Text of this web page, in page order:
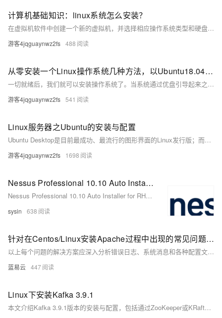
计算机基础知识：linux系统怎么安装？
在虚拟机软件中创建一个新的虚拟机，并选择相应操作系统类型和硬盘空间大小等参数。将下载的 ISO 镜像文件加载到虚拟机中。启动虚拟机，进入安装界面，并按照步骤进行安装。安装完成后，可以在虚拟机中使用 Linux 系统。
游客4jqguaynwz2fs 488
从零安装一个Linux操作系统几种方法，以Ubuntu18.04为例
一切就绪后，我们就可以安装操作系统了。当系统通过优盘引导起来之后，我们就可以看到跟虚拟机中一样的安装向导了。之后，大家按照虚拟机中的顺序安装即可。 好了，今天主要介绍了Ubuntu Server版操作系统的安装过程，关于如何使用该操作系统，及操作系统更深层的原理，还请关注本号及相关圈子。
游客4jqguaynwz2fs 541
Linux服务器之Ubuntu的安装与配置
Ubuntu Desktop是目前最成功、最流行的图形界面的Linux发行版；而Ubuntu Server也在服务器端市场占据了较大的份额。今天为大家详细介绍了Ubuntu Server的安装与配置，希望对你能有所帮助。关于VMware、VirtualBox等虚拟化软件的使用，朱哥还会在后续的文章中为大家详细介绍，敬请关注！
游客4jqguaynwz2fs 1698
Nessus Professional 10.10 Auto Installer for RHEL 10, AlmaLinux 10, Rocky Linux 10 - Nessus 自动化安装程序
Nessus Professional 10.10 Auto Installer for RHEL 10, AlmaLinux 10, Rocky Linux 10 - Nessus 自动化安装程序
sysin 638
针对在Centos/Linux安装Apache过程中出现的常见问题集锦
以上每个问题的解决方案应深入分析错误日志、系统消息和各种配置文件，以找到根本原因并加以解决。务必保持系统和Apache软件包更新到最新版本，以修复已知的bugs和安全漏洞。安装和管理Web服务器是一项需要细致关注和不断学习的任务。随着技术的发展，推荐定期查看官方文档和社区论坛，以保持知识的更新。
蓝易云 447
Linux下安装Kafka 3.9.1
本文介绍Kafka 3.9.1版本的安装与配置，包括通过ZooKeeper或KRaft模式启动Kafka。涵盖环境变量设置、日志路径修改、集群UUID生成、存储格式化及服务启停操作，适用于Linux环境下的部署实践。